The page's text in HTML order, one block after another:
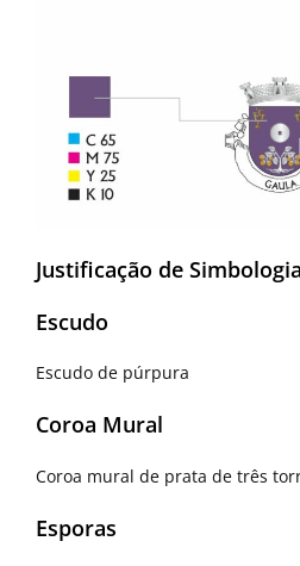
Justificação de Simbologia
Escudo
Escudo de púrpura
Coroa Mural
Coroa mural de prata de três
Esporas